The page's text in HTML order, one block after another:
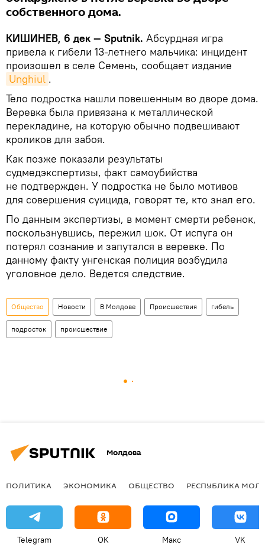
собственного дома.
КИШИНЕВ, 6 дек — Sputnik. Абсурдная игра
привела к гибели 13-летнего мальчика: инцидент
произошел в селе Семень, сообщает издание
Unghiul .
Тело подростка нашли повешенным во дворе дома.
Веревка была привязана к металлической
перекладине, на которую обычно подвешивают
кроликов для забоя.
Как позже показали результаты
судмедэкспертизы, факт самоубийства
не подтвержден. У подростка не было мотивов
для совершения суицида, говорят те, кто знал его.
По данным экспертизы, в момент смерти ребенок,
поскользнувшись, пережил шок. От испуга он
потерял сознание и запутался в веревке. По
данному факту унгенская полиция возбудила
уголовное дело. Ведется следствие.
Общество Новости В Молдове Происшествия гибель
подросток происшествие
Молдова
ПОЛИТИКА ЭКОНОМИКА ОБЩЕСТВО РЕСПУБЛИКА
Telegram OK Макс VK